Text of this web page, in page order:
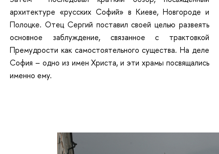
архитектуре «русских Софий» в Киеве, Новгороде и
Полоцке. Отец Сергий поставил своей целью развеять
основное заблуждение, связанное с трактовкой
Премудрости как самостоятельного существа. На деле
София – одно из имен Христа, и эти храмы посвящались
именно ему.